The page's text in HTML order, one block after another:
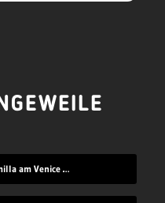
Mit BMX-Legende Mike Escamilla am Venice Beach